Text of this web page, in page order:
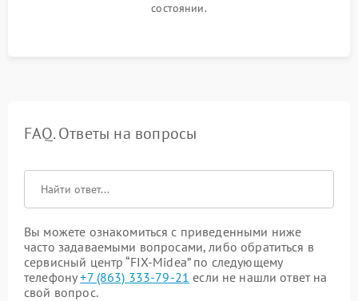
состоянии.
FAQ. Ответы на вопросы
Вы можете ознакомиться с приведенными ниже
часто задаваемыми вопросами, либо обратиться в
сервисный центр “FIX-Midea” по следующему
телефону+7 (863) 333-79-21 если не нашли ответ на
свой вопрос.